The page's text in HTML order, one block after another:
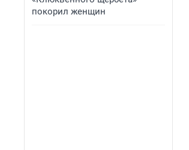
покорил женщин